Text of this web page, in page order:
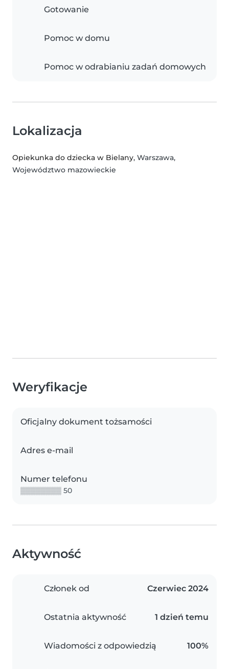
Gotowanie
Pomoc w domu
Pomoc w odrabianiu zadań domowych
Lokalizacja
Opiekunka do dziecka w Bielany, Warszawa,
Województwo mazowieckie
Weryfikacje
Oficjalny dokument tożsamości
Adres e-mail
Numer telefonu
▒▒▒▒▒▒▒▒ 50
Aktywność
Członek od Czerwiec 2024
Ostatnia aktywność 1 dzień temu
Wiadomości z odpowiedzią 100%